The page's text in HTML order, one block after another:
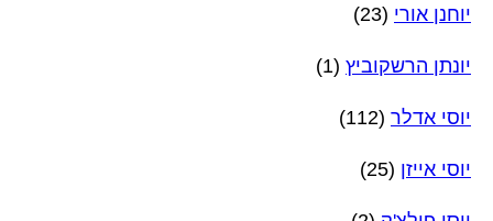
יוחנן אורי (23)
יונתן הרשקוביץ (1)
יוסי אדלר (112)
יוסי אייזן (25)